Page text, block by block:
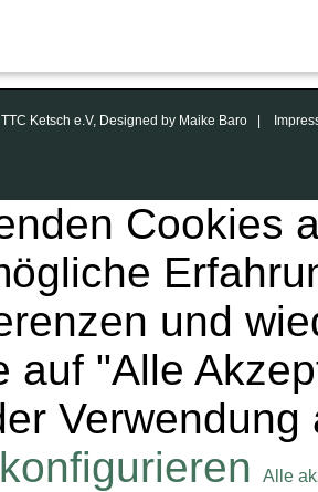
Ketsch e.V, Designed by Maike Baro |
Cookies
und
auf "Alle
Alle